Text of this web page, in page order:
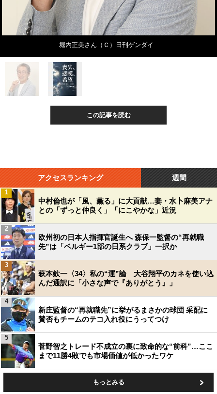
堀内正美さん（Ｃ）日刊ゲンダイ
この記事を読む
アクセスランキング 週間
中村倫也が「風、薫る」に大貢献…妻・水卜麻美アナ
との「ずっと仲良く」「にこやかな」近況
1
欧州初の日本人指揮官誕生へ 森保一監督の“再就職
先”は「ベルギー1部の日系クラブ」一択か
2
萩本欽一〈34〉私の“運”論 大谷翔平のカネを使い込
んだ通訳に「小さな声で『ありがとう』」
3
新庄監督の“再就職先”に挙がるまさかの球団 采配に
賛否もチームのテコ入れ役にうってつけ
4
菅野智之トレード不成立の裏に致命的な“前科”…ここ
まで11勝4敗でも市場価値が低かったワケ
5
もっとみる